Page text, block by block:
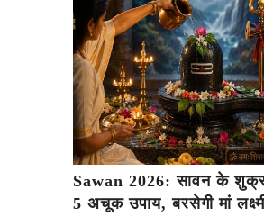
Sawan 2026: सावन के
5 अचूक उपाय, बरसेगी मां